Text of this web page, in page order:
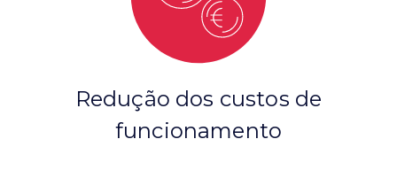
Redução dos custos de
funcionamento